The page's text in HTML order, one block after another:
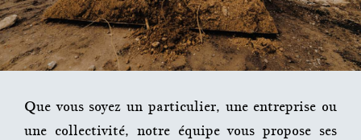
Que vous soyez un particulier, une entreprise ou
une collectivité, notre équipe vous propose ses